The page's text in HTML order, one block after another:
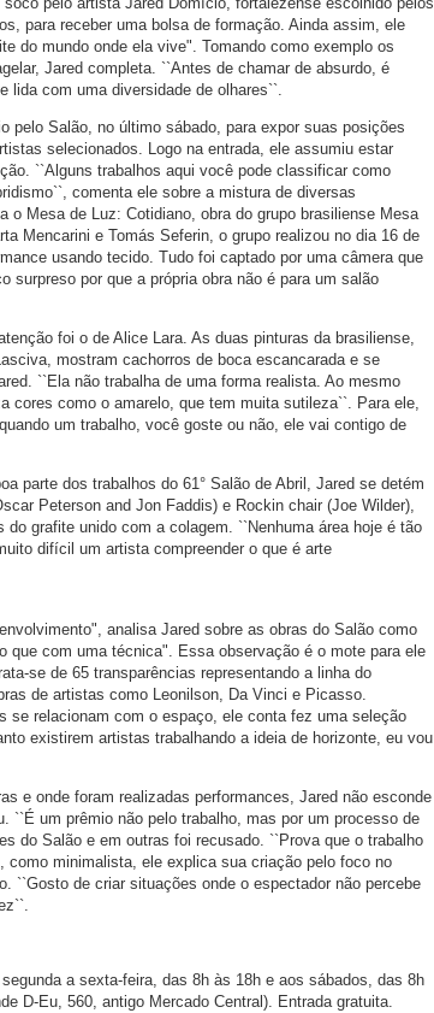
para receber uma bolsa de formação. Ainda assim, ele
do mundo onde ela vive". Tomando como exemplo os
Jared completa. ``Antes de chamar de absurdo, é
lida com uma diversidade de olhares``.
pelo Salão, no último sábado, para expor suas posições
selecionados. Logo na entrada, ele assumiu estar
``Alguns trabalhos aqui você pode classificar como
comenta ele sobre a mistura de diversas
o Mesa de Luz: Cotidiano, obra do grupo brasiliense Mesa
Mencarini e Tomás Seferin, o grupo realizou no dia 16 de
usando tecido. Tudo foi captado por uma câmera que
surpreso por que a própria obra não é para um salão
foi o de Alice Lara. As duas pinturas da brasiliense,
mostram cachorros de boca escancarada e se
``Ela não trabalha de uma forma realista. Ao mesmo
cores como o amarelo, que tem muita sutileza``. Para ele,
um trabalho, você goste ou não, ele vai contigo de
parte dos trabalhos do 61° Salão de Abril, Jared se detém
Peterson and Jon Faddis) e Rockin chair (Joe Wilder),
grafite unido com a colagem. ``Nenhuma área hoje é tão
difícil um artista compreender o que é arte
analisa Jared sobre as obras do Salão como
com uma técnica". Essa observação é o mote para ele
se de 65 transparências representando a linha do
de artistas como Leonilson, Da Vinci e Picasso.
se relacionam com o espaço, ele conta fez uma seleção
existirem artistas trabalhando a ideia de horizonte, eu vou
e onde foram realizadas performances, Jared não esconde
``É um prêmio não pelo trabalho, mas por um processo de
do Salão e em outras foi recusado. ``Prova que o trabalho
minimalista, ele explica sua criação pelo foco no
``Gosto de criar situações onde o espectador não percebe
a sexta-feira, das 8h às 18h e aos sábados, das 8h
D-Eu, 560, antigo Mercado Central). Entrada gratuita.